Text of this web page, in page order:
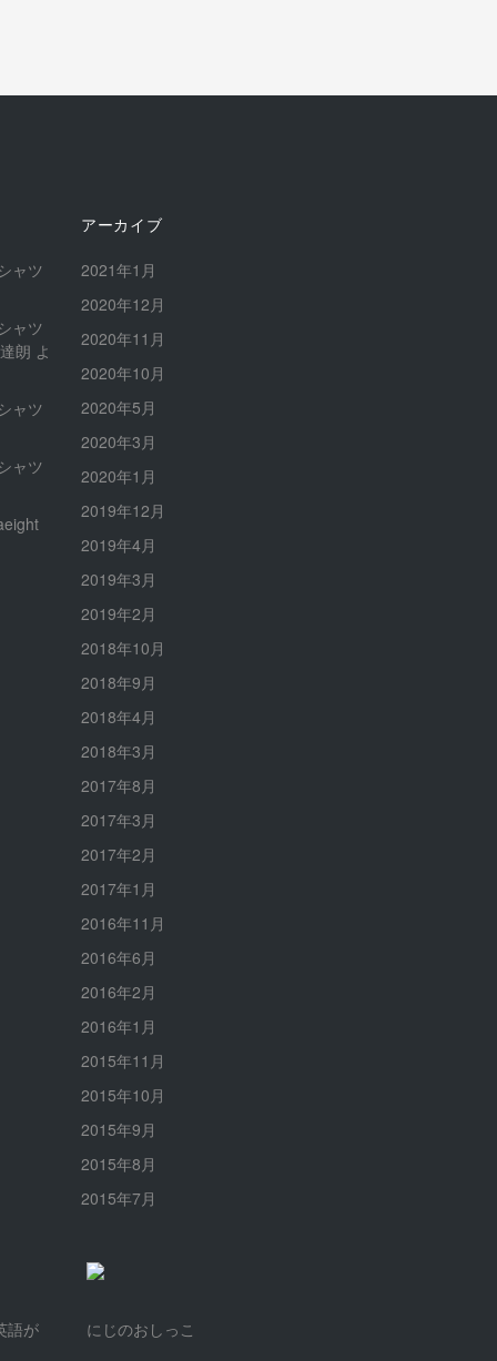
ャツ
ャツ
朗 よ
ャツ
ャツ
アーカイブ
2021年1月
2020年12月
2020年11月
2020年10月
2020年5月
2020年3月
2020年1月
2019年12月
2019年4月
2019年3月
2019年2月
2018年10月
2018年9月
2018年4月
2018年3月
2017年8月
2017年3月
2017年2月
2017年1月
2016年11月
2016年6月
2016年2月
2016年1月
2015年11月
2015年10月
2015年9月
2015年8月
2015年7月
語が
にじのおしっこ